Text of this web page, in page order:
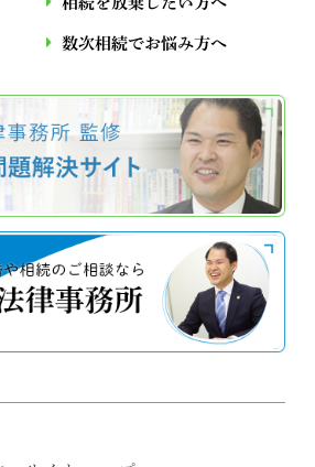
数次相続でお悩み⽅へ